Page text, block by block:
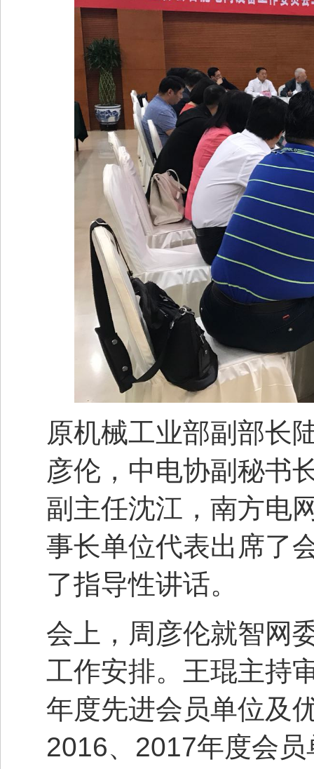
原机械工业部副部长
彦伦，中电协副秘书
副主任沈江，南方电
事长单位代表出席了
了指导性讲话。
会上，周彦伦就智网
工作安排。王琨主持
年度先进会员单位及
2016、2017年度会